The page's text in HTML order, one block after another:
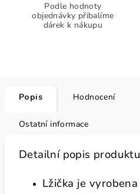
Podle hodnoty
objednávky přibalíme
dárek k nákupu
Popis Hodnocení
Ostatní informace
Detailní popis produktu
Lžička je